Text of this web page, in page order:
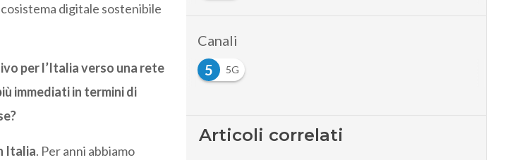
digitale sostenibile
per l’Italia verso una rete
immediati in termini di
Italia. Per anni abbiamo
Canali
5
5G
Articoli correlati